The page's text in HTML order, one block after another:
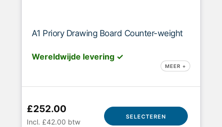
A1 Priory Drawing Board Counter-weight
Wereldwijde levering ✓
MEER +
£252.00
Incl. £42.00 btw
SELECTEREN